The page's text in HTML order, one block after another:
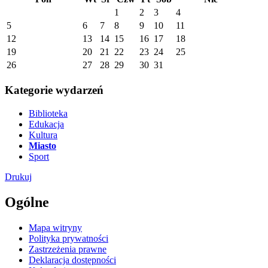
1
2 3
4
5
6 7 8 9 10
11
12
13 14 15 16 17
18
19
20 21 22 23 24
25
26
27 28 29 30 31
Kategorie wydarzeń
Biblioteka
Edukacja
Kultura
Miasto
Sport
Drukuj
Ogólne
Mapa witryny
Polityka prywatności
Zastrzeżenia prawne
Deklaracja dostępności